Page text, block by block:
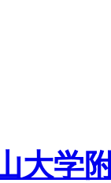
大学